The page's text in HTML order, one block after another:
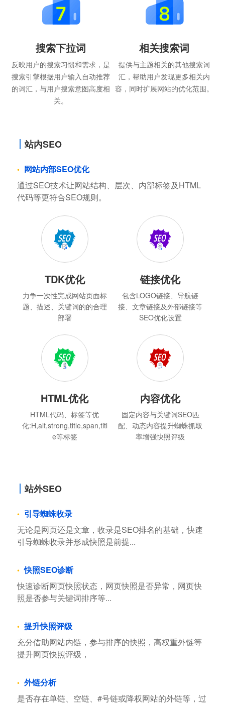
搜索下拉词
反映用户的搜索习惯和需求，是
搜索引擎根据用户输入自动推荐
的词汇，与用户搜索意图高度相
关。
相关搜索词
提供与主题相关的其他搜索词
汇，帮助用户发现更多相关内
容，同时扩展网站的优化范围。
站内SEO
网站内部SEO优化
通过SEO技术让网站结构、层次、内部标签及HTML
代码等更符合SEO规则。
TDK优化
力争一次性完成网站页面标
题、描述、关键词的的合理
部署
链接优化
包含LOGO链接、导航链
接、文章链接及外部链接等
SEO优化设置
HTML优化
HTML代码、标签等优
化:H,alt,strong,title,span,titl
e等标签
内容优化
固定内容与关键词SEO匹
配、动态内容提升蜘蛛抓取
率增强快照评级
站外SEO
引导蜘蛛收录
无论是网页还是文章，收录是SEO排名的基础，快速
引导蜘蛛收录并形成快照是前提...
快照SEO诊断
快速诊断网页快照状态，网页快照是否异常，网页快
照是否参与关键词排序等...
提升快照评级
充分借助网站内链，参与排序的快照，高权重外链等
提升网页快照评级，
外链分析
是否存在单链、空链、#号链或降权网站的外链等，过